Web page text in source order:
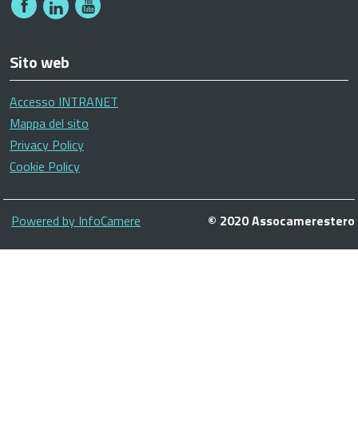
Sito web
Accesso INTRANET
Mappa del sito
Privacy Policy
Cookie Policy
Piè
di
Powered by InfoCamere © 2020 Assocamerestero